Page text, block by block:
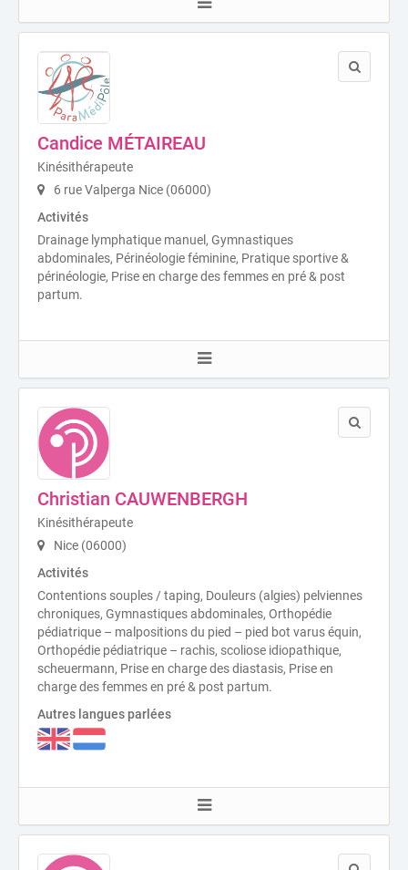
Candice MÉTAIREAU
Kinésithérapeute
6 rue Valperga Nice (06000)
Activités
Drainage lymphatique manuel, Gymnastiques
abdominales, Périnéologie féminine, Pratique sportive &
périnéologie, Prise en charge des femmes en pré & post
partum.
Christian CAUWENBERGH
Kinésithérapeute
Nice (06000)
Activités
Contentions souples / taping, Douleurs (algies) pelviennes
chroniques, Gymnastiques abdominales, Orthopédie
pédiatrique – malpositions du pied – pied bot varus équin,
Orthopédie pédiatrique – rachis, scoliose idiopathique,
scheuermann, Prise en charge des diastasis, Prise en
charge des femmes en pré & post partum.
Autres langues parlées